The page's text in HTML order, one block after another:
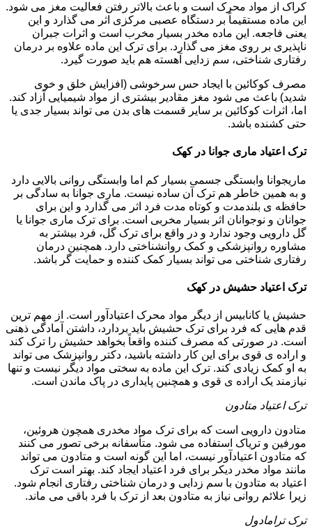
کراک از مواد محرک است و باعث بالاتر رفتن فعالیت مغز می شود.
این ماده مستقیماً بر دستگاه عصبی مرکزی اثر می گذارد و این
یعنی فاجعه. این ماده مخدر بسیار مخرب است و اثرات جبران
ناپذیری بر روی مغز می گذارد. برای ترک این ماده علاوه بر درمان
رفتاری شناختی، سم زدایی آهسته هم باید صورت گیرد.
مصرف کوکائین با ایجاد حس سرخوشی (افزایش خلق و خوی
شدید) باعث می شود مغز مقادیر بیشتری از مواد شیمیایی آزاد کند.
اما، اثرات کوکائین بر سایر قسمت های بدن می تواند بسیار جدی یا
حتی کشنده باشد.
ترک اعتیاد ماری جوانا در کهک
ماریجوانا وابستگی جسمی بسیار کم اما وابستگی روانی بالایی دارد
و به همین خاطر هم ترک آن ساده نیست. ماری جوانا به سادگی بر
حافظه ی بلندمدت و کوتاه مدت فرد اثر می گذارد و این برای
جوانان و نوجوانان اثر بسیار مخربی است. برای ترک ماری جوانا یا
گل دارویی وجود ندارد و در واقع برای ترک گل، فرد بیشتر به
مشاوره روانپزشکی و کمک روانشناختی دارد. همچنین درمان
رفتاری شناختی می تواند بسیار کمک کننده و حمایت گر باشد.
ترک اعتیاد حشیش در کهک
حشیش یا کانابیس از دیگر مواد محرک اعتیادآور است. از مهم ترین
قدم هایی که فرد برای ترک حشیش باید بردارد، داشتن آمادگی ذهنی
است. در صورتی که مصرف کننده واقعاً بخواهد حشیش را ترک کند
و اراده ی قوی برای این کار داشته باشید، دکتر روانپزشک می تواند
به او کمک زیادی کند. ترک این ماده به سختی مواد دیگر نیست و تنها
نیازمند یک اراده ی قوی و همچنین پایداری در پاک ماندن است.
ترک اعتیاد متادون
متادون دارویی است که برای ترک مواد مخدری همچون هروئین،
مورفین و تریاک استفاده می شود. متأسفانه برخی تصور می کنند
که متادون اعتیادآور نیست، اما این گونه است و متادون می تواند
مانند مواد مخدر دیکر برای فرد اعتیاد ایجاد کند. بهتر است ترک
اعتیاد به متادون با سم زدایی و درمان شناختی رفتاری انجام شود.
زیرا علائم روانی نیاز به متادون بعد از ترک با فرد باقی می ماند.
ترک ترامادول